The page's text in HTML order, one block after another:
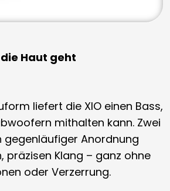
Haut geht
liefert die XIO einen Bass,
mithalten kann. Zwei
gegenläufiger Anordnung
präzisen Klang – ganz ohne
oder Verzerrung.